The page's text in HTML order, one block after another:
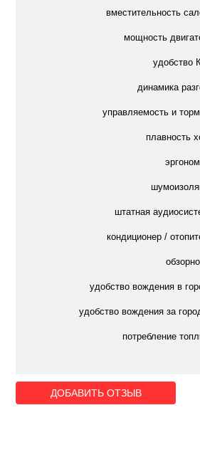
вместительность
мощность
удобство
динамика
управляемость и
плавность
штатная
кондиционер /
удобство вождения в
удобство вождения за
потребление
ДОБАВИТЬ ОТЗЫВ